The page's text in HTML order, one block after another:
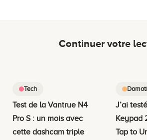
Continuer votre
Tech
Test de la Vantrue N4
Pro S : un mois avec
cette dashcam triple
J’ai
Keypad
Tap to